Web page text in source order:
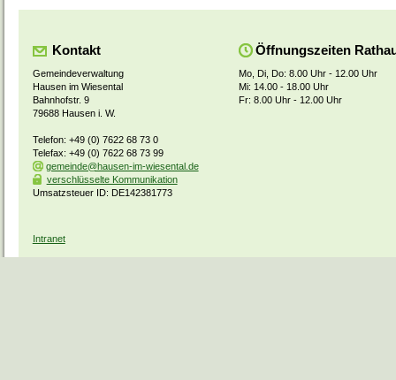
Kontakt
Gemeindeverwaltung
Hausen im Wiesental
Bahnhofstr. 9
79688 Hausen i. W.
Telefon: +49 (0) 7622 68 73 0
Telefax: +49 (0) 7622 68 73 99
gemeinde@hausen-im-wiesental.de
verschlüsselte Kommunikation
Umsatzsteuer ID: DE142381773
Öffnungszeiten
Mo, Di, Do: 8.00 Uhr - 12.00 Uhr
Mi: 14.00 - 18.00 Uhr
Fr: 8.00 Uhr - 12.00 Uhr
Intranet